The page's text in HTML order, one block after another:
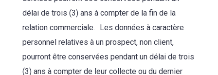
délai de trois (3) ans à compter de la fin de la
relation commerciale. Les données à caractère
personnel relatives à un prospect, non client,
pourront être conservées pendant un délai de trois
(3) ans à compter de leur collecte ou du dernier